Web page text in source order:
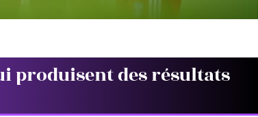
produisent des résultats